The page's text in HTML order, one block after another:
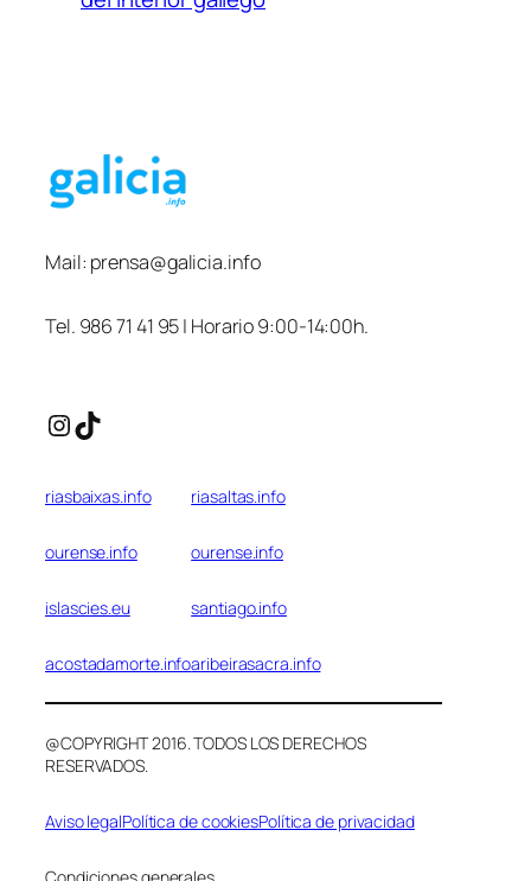
Mail: prensa@galicia.info
Tel. 986 71 41 95 | Horario 9:00-14:00h.
Instagram
TikTok
riasbaixas.info riasaltas.info
ourense.info ourense.info
islascies.eu santiago.info
acostadamorte.infoaribeirasacra.info
@COPYRIGHT 2016. TODOS LOS DERECHOS
RESERVADOS.
Aviso legalPolítica de cookiesPolítica de privacidad